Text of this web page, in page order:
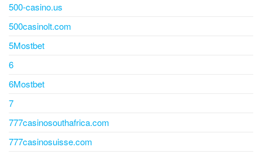
500-casino.us
500casinolt.com
5Mostbet
6
6Mostbet
7
777casinosouthafrica.com
777casinosuisse.com